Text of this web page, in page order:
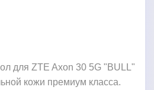
для ZTE Axon 30 5G "BULL"
кожи премиум класса.